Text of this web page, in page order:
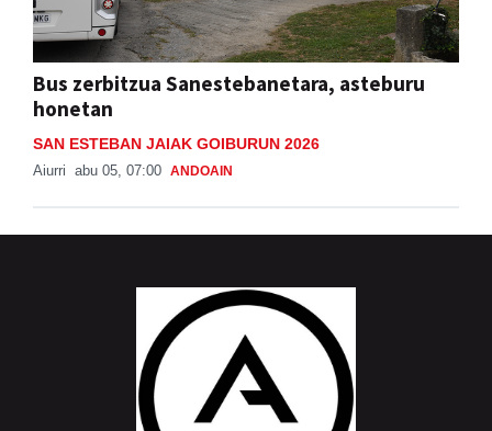
Bus zerbitzua Sanestebanetara, asteburu
honetan
SAN ESTEBAN JAIAK GOIBURUN 2026
Aiurri abu 05, 07:00 ANDOAIN